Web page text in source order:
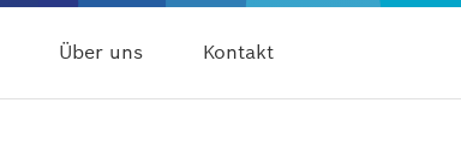
Über uns Kontakt